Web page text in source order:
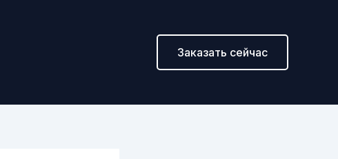
Заказать сейчас